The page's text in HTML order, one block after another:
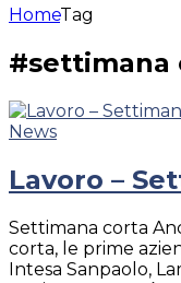
HomeTag
#settimana
News
Lavoro –
Settimana corta
corta, le prime
Intesa Sanpaolo,